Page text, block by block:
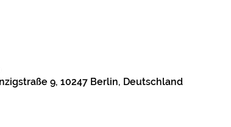
9, 10247 Berlin, Deutschland